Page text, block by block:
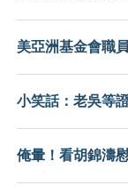
美亞洲基金會職
小笑話：老吳等
俺暈！看胡錦濤